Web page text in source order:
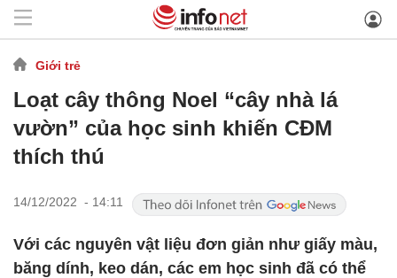
Giới trẻ
Loạt cây thông Noel “cây nhà lá
vườn” của học sinh khiến CĐM
thích thú
14/12/2022 - 14:11
Với các nguyên vật liệu đơn giản như giấy màu,
băng dính, keo dán, các em học sinh đã có thể